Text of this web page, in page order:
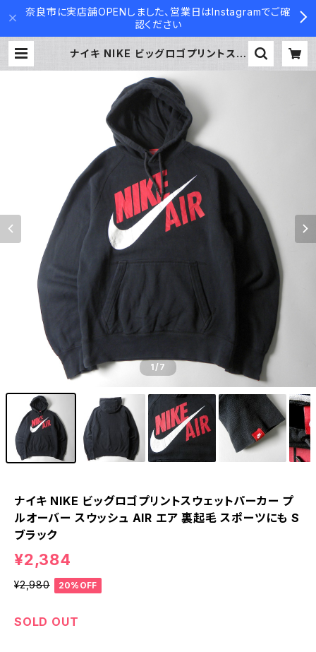
奈良市に実店舗OPENしました、営業日はInstagramでご確
認ください
ナイキ NIKE ビッグロゴプリントスウ
シュ AIR エア 裏起毛 スポーツにも
S ブラック | Used Clothing Cont
ainer
1/7
ナイキ NIKE ビッグロゴプリントスウェットパーカー プ
ルオーバー スウッシュ AIR エア 裏起毛 スポーツにも S
ブラック
¥2,384
¥2,980 20%OFF
SOLD OUT